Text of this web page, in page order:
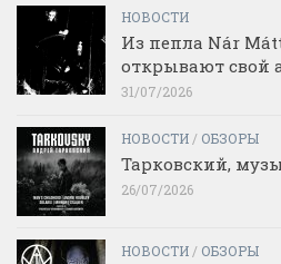
НОВОСТИ
Из пепла Nár
открывают свой
31/07/2026
НОВОСТИ / ОБЗОРЫ
Тарковский,
26/07/2026
НОВОСТИ / ОБЗОРЫ